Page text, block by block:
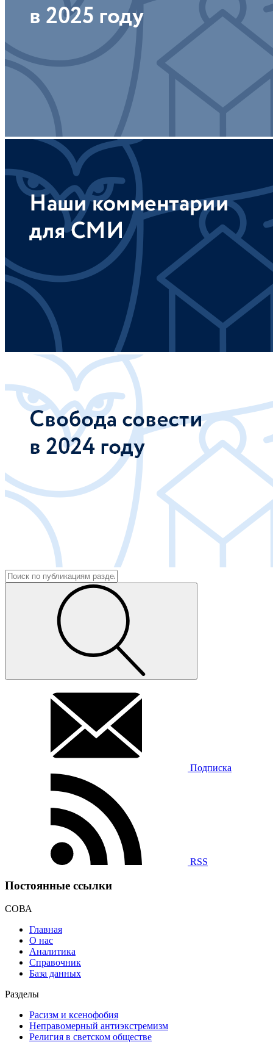
Подписка
RSS
Постоянные ссылки
СОВА
Главная
О нас
Аналитика
Справочник
База данных
Разделы
Расизм и ксенофобия
Неправомерный антиэкстремизм
Религия в светском обществе